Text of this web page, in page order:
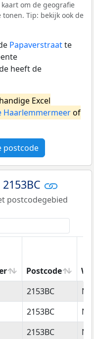
om de geografie
tonen. Tip: bekijk ook de
Papaverstraatte
heeft de
Excel
Haarlemmermeerof
postcode
postcodegebied
Postcode
Postcode
2153BC
2153BC
2153BC